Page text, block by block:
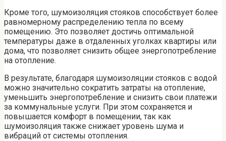
Кроме того, шумоизоляция стояков способствует более
равномерному распределению тепла по всему
помещению. Это позволяет достичь оптимальной
температуры даже в отдаленных уголках квартиры или
дома, что позволяет снизить общее энергопотребление
на отопление.
В результате, благодаря шумоизоляции стояков с водой
можно значительно сократить затраты на отопление,
уменьшить энергопотребление и снизить свои платежи
за коммунальные услуги. При этом сохраняется и
повышается комфорт в помещении, так как
шумоизоляция также снижает уровень шума и
вибраций от системы отопления.